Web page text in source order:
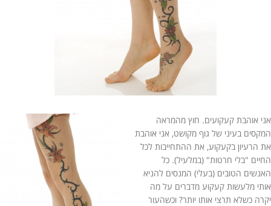
אני אוהבת קעקועים. חוץ מהמראה
המקסים בעיני של גוף מקושט, אני אוהבת
את הרעיון בקעקוע, את ההתחייבות לכל
החיים "בלי חרטות" (במלעיל). כל
האנשים הטובים (בעלי) המנסים להניא
אותי מלעשות קעקוע מדברים על מה
יקרה כשלא תרצי אותו יותר? וכשהעור